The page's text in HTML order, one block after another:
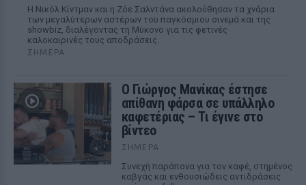
Η Νικόλ Κίντμαν και η Ζόε Σαλντάνα ακολούθησαν τα χνάρια
των μεγαλύτερων αστέρων του παγκόσμιου σινεμά και της
showbiz, διαλέγοντας τη Μύκονο για τις φετινές
καλοκαιρινές τους αποδράσεις.
ΣΉΜΕΡΑ
Ο Γιώργος Μανίκας έστησε
απίθανη φάρσα σε υπάλληλο
καφετέριας – Τι έγινε στο
βίντεο
ΣΉΜΕΡΑ
Συνεχή παράπονα για τον καφέ, στημένος
καβγάς και ενθουσιώδεις αντιδράσεις